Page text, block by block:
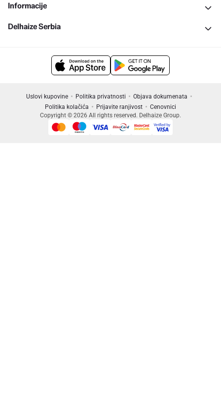
Informacije
Delhaize Serbia
Uslovi kupovine Politika privatnosti
Objava dokumenata
Politika kolačića
Prijavite ranjivost
Cenovnici
Copyright © 2026 All rights reserved. Delhaize Group.